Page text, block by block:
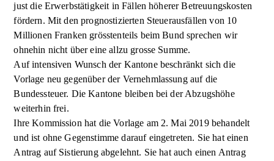
just die Erwerbstätigkeit in Fällen höherer Betreuungskosten
fördern. Mit den prognostizierten Steuerausfällen von 10
Millionen Franken grösstenteils beim Bund sprechen wir
ohnehin nicht über eine allzu grosse Summe.
Auf intensiven Wunsch der Kantone beschränkt sich die
Vorlage neu gegenüber der Vernehmlassung auf die
Bundessteuer. Die Kantone bleiben bei der Abzugshöhe
weiterhin frei.
Ihre Kommission hat die Vorlage am 2. Mai 2019 behandelt
und ist ohne Gegenstimme darauf eingetreten. Sie hat einen
Antrag auf Sistierung abgelehnt. Sie hat auch einen Antrag